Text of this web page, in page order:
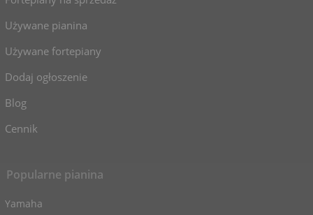
Używane pianina
Używane fortepiany
Dodaj ogłoszenie
Blog
Cennik
Popularne pianina
Yamaha